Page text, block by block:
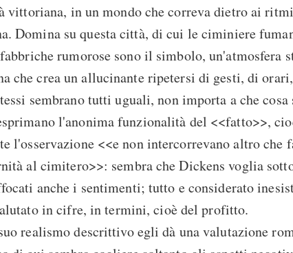
vittoriana, in un mondo che correva dietro ai
Domina su questa città, di cui le ciminiere
rumorose sono il simbolo, un'atmosfera
che crea un allucinante ripetersi di gesti, di
sembrano tutti uguali, non importa a che cosa
l'anonima funzionalità del <<fatto>>,
l'osservazione <<e non intercorrevano altro
al cimitero>>: sembra che Dickens voglia
anche i sentimenti; tutto e considerato
in cifre, in termini, cioè del profitto.
realismo descrittivo egli dà una valutazione